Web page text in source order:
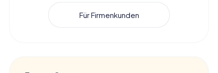
Für Firmenkunden